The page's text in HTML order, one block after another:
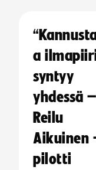
a
syntyy
yhdessä –
Reilu
Aikuinen
pilotti